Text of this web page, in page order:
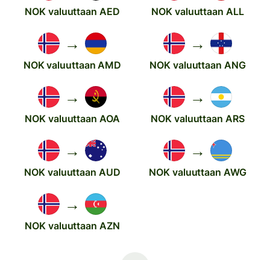
NOK valuuttaan AED NOK valuuttaan ALL
→
NOK valuuttaan AMD
→
NOK valuuttaan ANG
→
NOK valuuttaan AOA
→
NOK valuuttaan ARS
→
NOK valuuttaan AUD
→
NOK valuuttaan AWG
→
NOK valuuttaan AZN